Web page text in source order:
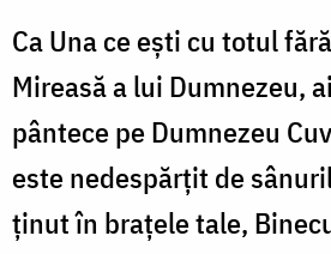
Ca Una ce eşti cu totul
Mireasă a lui Dumnezeu,
pântece pe Dumnezeu
este nedespărţit de
ţinut în braţele tale,